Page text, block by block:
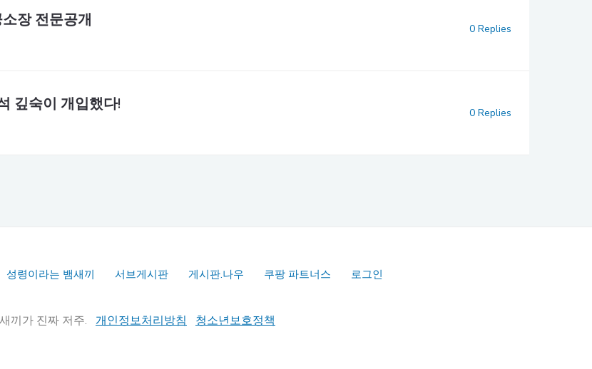
장 전문공개 0 Replies
깊숙이 개입했다! 0 Replies
성령이라는 뱀새끼 서브게시판 게시판.나우 쿠팡 파트너스 로그인
끼가 진짜 저주. 개인정보처리방침 청소년보호정책